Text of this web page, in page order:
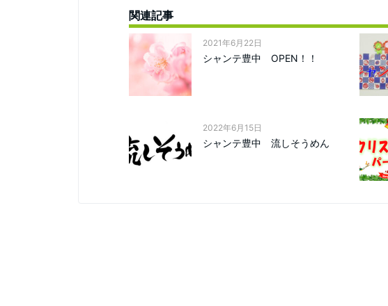
関連記事
2021年6月22日
シャンテ豊中 OPEN！！
2022年6月15日
シャンテ豊中 流しそうめん